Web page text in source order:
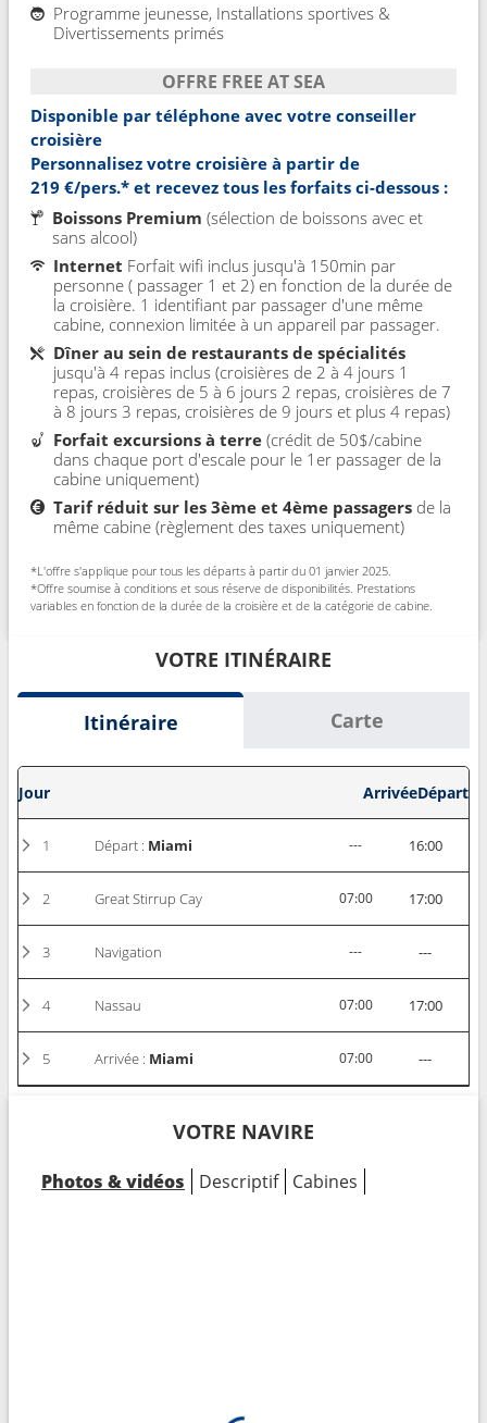
Programme jeunesse, Installations sportives &
Divertissements primés
OFFRE FREE AT SEA
Disponible par téléphone avec votre conseiller
croisière
Personnalisez votre croisière à partir de
219 €/pers.* et recevez tous les forfaits ci-dessous :
Boissons Premium (sélection de boissons avec et
sans alcool)
Internet Forfait wifi inclus jusqu'à 150min par
personne ( passager 1 et 2) en fonction de la durée de
la croisière. 1 identifiant par passager d'une même
cabine, connexion limitée à un appareil par passager.
Dîner au sein de restaurants de spécialités
jusqu'à 4 repas inclus (croisières de 2 à 4 jours 1
repas, croisières de 5 à 6 jours 2 repas, croisières de 7
à 8 jours 3 repas, croisières de 9 jours et plus 4 repas)
Forfait excursions à terre (crédit de 50$/cabine
dans chaque port d'escale pour le 1er passager de la
cabine uniquement)
Tarif réduit sur les 3ème et 4ème passagers de la
même cabine (règlement des taxes uniquement)
*L'offre s'applique pour tous les départs à partir du 01 janvier 2025.
*Offre soumise à conditions et sous réserve de disponibilités. Prestations
variables en fonction de la durée de la croisière et de la catégorie de cabine.
VOTRE ITINÉRAIRE
Itinéraire Carte
Jour ArrivéeDépart
1 Départ : Miami --- 16:00
2 Great Stirrup Cay 07:00 17:00
3 Navigation --- ---
4 Nassau 07:00 17:00
5 Arrivée : Miami 07:00 ---
VOTRE NAVIRE
Photos & vidéos Descriptif Cabines